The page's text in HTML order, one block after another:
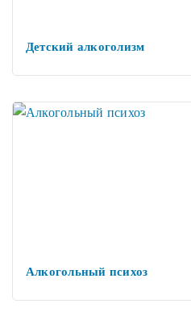
Детский алкоголизм
Алкогольный психоз